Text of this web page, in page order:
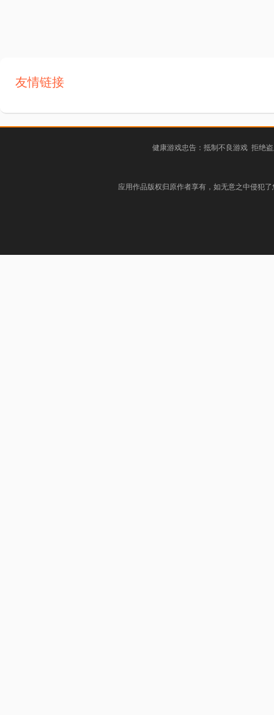
友情链接
健康游戏忠告：抵制不良游戏 拒绝
应用作品版权归原作者享有，如无意之中侵犯